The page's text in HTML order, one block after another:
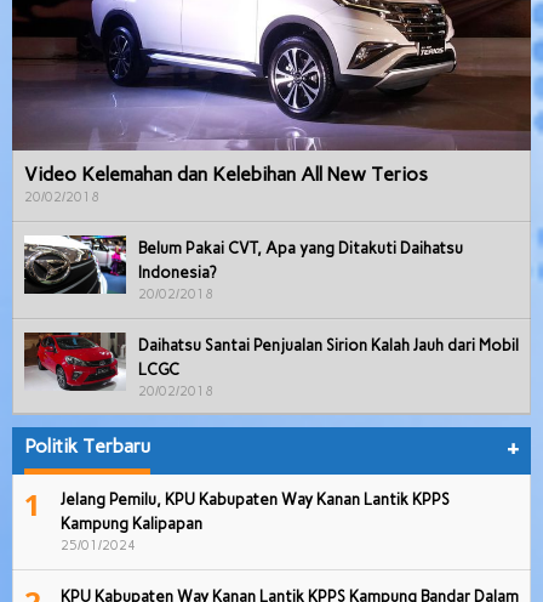
Video Kelemahan dan Kelebihan All New Terios
20/02/2018
Belum Pakai CVT, Apa yang Ditakuti Daihatsu
Indonesia?
20/02/2018
Daihatsu Santai Penjualan Sirion Kalah Jauh dari Mobil
LCGC
20/02/2018
Politik Terbaru +
1
Jelang Pemilu, KPU Kabupaten Way Kanan Lantik KPPS
Kampung Kalipapan
25/01/2024
KPU Kabupaten Way Kanan Lantik KPPS Kampung Bandar Dalam